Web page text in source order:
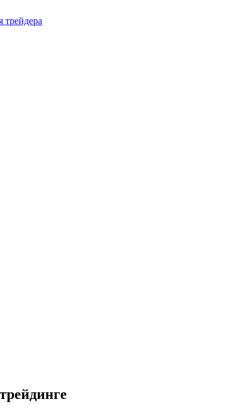
трейдера